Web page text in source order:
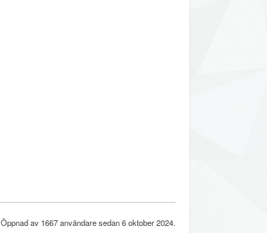
Öppnad av 1667 användare sedan 6 oktober 2024.